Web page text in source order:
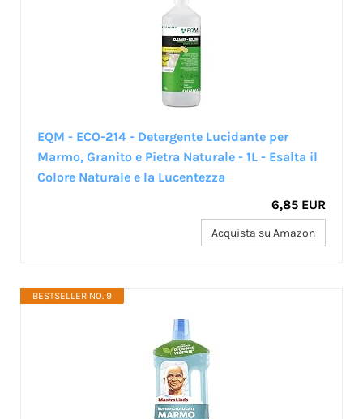
EQM - ECO-214 - Detergente Lucidante per
Marmo, Granito e Pietra Naturale - 1L - Esalta il
Colore Naturale e la Lucentezza
6,85 EUR
Acquista su Amazon
BESTSELLER NO. 9